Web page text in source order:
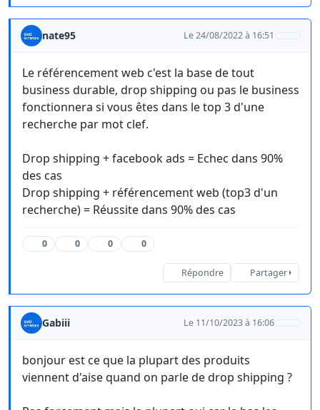
nate95 Le 24/08/2022 à 16:51
Le référencement web c'est la base de tout
business durable, drop shipping ou pas le business
fonctionnera si vous êtes dans le top 3 d'une
recherche par mot clef.
Drop shipping + facebook ads = Echec dans 90%
des cas
Drop shipping + référencement web (top3 d'un
recherche) = Réussite dans 90% des cas
0 0 0 0
Répondre Partager
Gabiii Le 11/10/2023 à 16:06
bonjour est ce que la plupart des produits
viennent d'aise quand on parle de drop shipping ?